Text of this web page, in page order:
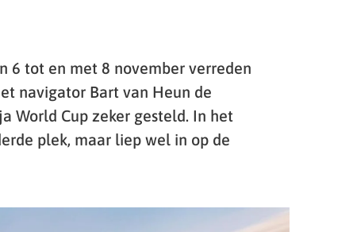
6 tot en met 8 november verreden
navigator Bart van Heun de
World Cup zeker gesteld. In het
plek, maar liep wel in op de